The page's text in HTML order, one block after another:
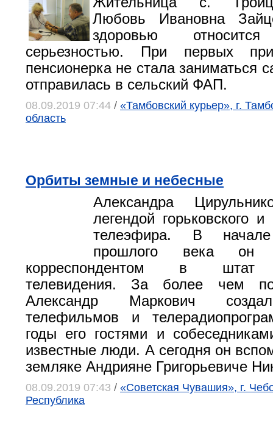
Любовь Ивановна
здоровью
серьезностью. При первых
пенсионерка не стала заниматься
отправилась в сельский ФАП.
08.09.2019 07:44 / «Тамбовский курьер», г.
область
Орбиты земные и небесные
Александра
легендой горьковского и
телеэфира. В
прошлого века он
корреспондентом в штат
телевидения. За более чем
Александр Маркович
телефильмов и
годы его гостями и
известные люди. А сегодня он
земляке Андрияне Григорьевиче
08.09.2019 07:43 / «Советская Чувашия», г.
Республика